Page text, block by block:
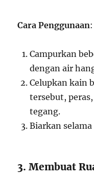
Cara Penggunaan:
Campurkan
dengan air
Celupkan kain
tersebut,
tegang.
Biarkan
3. Membuat